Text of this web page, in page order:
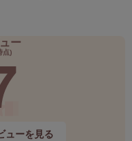
ー
点)
ューを見る